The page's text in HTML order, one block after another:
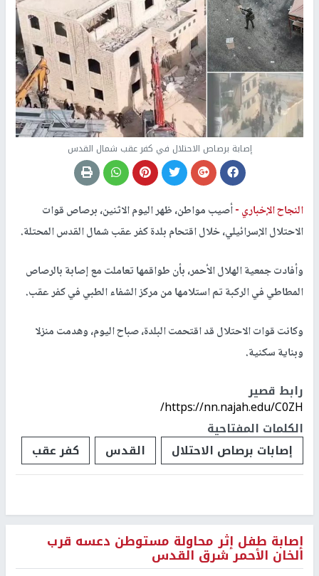
إصابة برصاص الاحتلال في كفر عقب شمال القدس
النجاح الإخباري -أصيب مواطن، ظهر اليوم الاثنين، برصاص قوات
الاحتلال الإسرائيلي، خلال اقتحام بلدة كفر عقب شمال القدس المحتلة.
وأفادت جمعية الهلال الأحمر، بأن طواقمها تعاملت مع إصابة بالرصاص
المطاطي في الركبة تم استلامها من مركز الشفاء الطبي في كفر عقب.
وكانت قوات الاحتلال قد اقتحمت البلدة، صباح اليوم، وهدمت منزلا
وبناية سكنية.
رابط قصير
https://nn.najah.edu/C0ZH/
الكلمات المفتاحية
إصابات برصاص الاحتلال
القدس كفر عقب
إصابة طفل إثر محاولة مستوطن دعسه قرب
الخان الأحمر شرق القدس